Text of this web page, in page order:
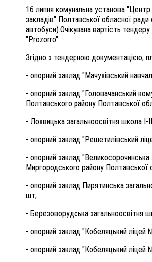
16 липня комунальна установа "Центр
закладів" Полтавської обласної ради
автобуси).Очікувана вартість
"Prozorro".
Згідно з тендерною документацією,
- опорний заклад "Мачухівський
- опорний заклад "Головачанський
Полтавського району Полтавської
- Лохвицька загальноосвітня школа
- опорний заклад "Решетилівський
- опорний заклад "Великосорочинська
Миргородського району Полтавської
- опорний заклад Пирятинська
шт;
- Березоворудська загальноосвітня
- опорний заклад "Кобеляцький ліцей
- опорний заклад "Кобеляцький ліцей